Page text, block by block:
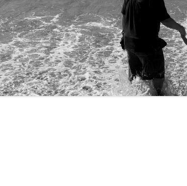
ベガス・ロス準備編 2018
ラスベガス 2018
ロサンゼルス 2018
アナハイム 2018
オーランド・ディズニークルーズ